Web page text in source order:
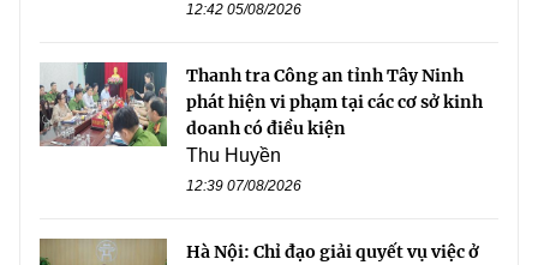
12:42 05/08/2026
Thanh tra Công an tỉnh Tây Ninh
phát hiện vi phạm tại các cơ sở kinh
doanh có điều kiện
Thu Huyền
12:39 07/08/2026
Hà Nội: Chỉ đạo giải quyết vụ việc ở